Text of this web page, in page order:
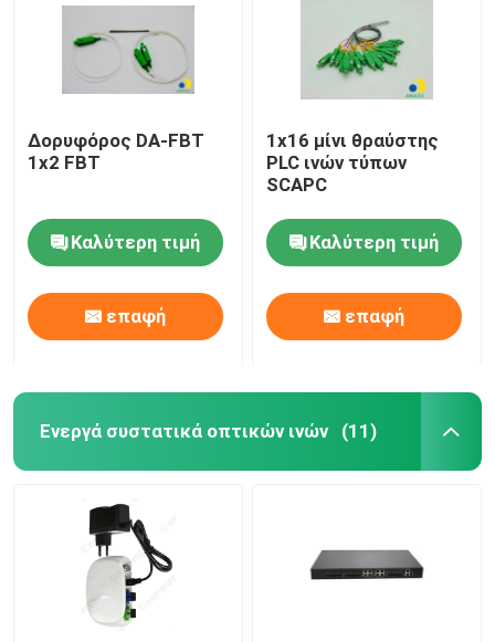
Δορυφόρος DA-FBT
1x2 FBT
Καλύτερη τιμή
επαφή
1x16 μίνι θραύστης
PLC ινών τύπων
SCAPC
Καλύτερη τιμή
επαφή
Ενεργά συστατικά οπτικών ινών (11)